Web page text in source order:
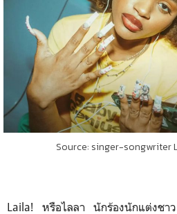
Source: singer-songwriter
Laila! หรือไลลา นักร้องนักแต่งชา